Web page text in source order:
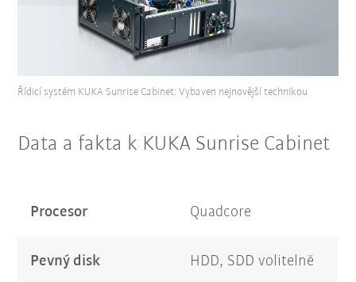
Řídicí systém KUKA Sunrise Cabinet: Vybaven nejnovější technikou
Data a fakta k KUKA Sunrise Cabinet
Procesor Quadcore
Pevný disk HDD, SDD volitelně